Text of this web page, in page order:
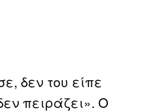
δεν του είπε
πειράζει». Ο